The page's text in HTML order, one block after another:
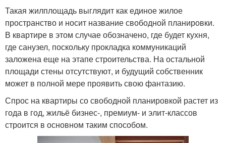
Такая жилплощадь выглядит как единое жилое
пространство и носит название свободной планировки.
В квартире в этом случае обозначено, где будет кухня,
где санузел, поскольку прокладка коммуникаций
заложена еще на этапе строительства. На остальной
площади стены отсутствуют, и будущий собственник
может в полной мере проявить свою фантазию.
Спрос на квартиры со свободной планировкой растет из
года в год, жильё бизнес-, премиум- и элит-классов
строится в основном таким способом.